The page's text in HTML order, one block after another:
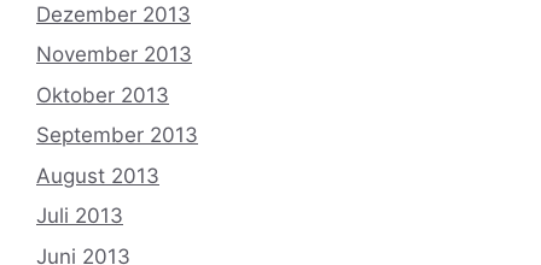
Dezember 2013
November 2013
Oktober 2013
September 2013
August 2013
Juli 2013
Juni 2013